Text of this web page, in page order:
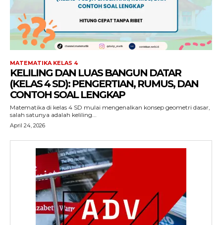
MATEMATIKA KELAS 4
KELILING DAN LUAS BANGUN DATAR
(KELAS 4 SD): PENGERTIAN, RUMUS, DAN
CONTOH SOAL LENGKAP
Matematika di kelas 4 SD mulai mengenalkan konsep geometri dasar,
salah satunya adalah keliling...
April 24, 2026